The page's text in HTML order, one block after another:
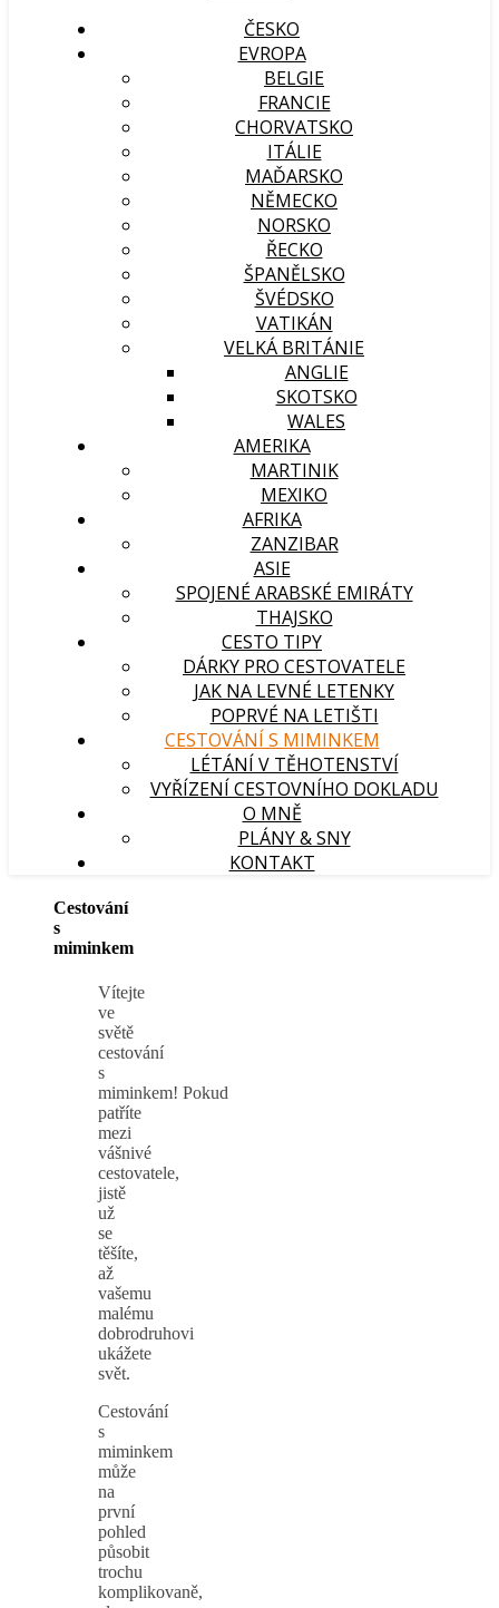
ČESKO
EVROPA
BELGIE
FRANCIE
CHORVATSKO
ITÁLIE
MAĎARSKO
NĚMECKO
NORSKO
ŘECKO
ŠPANĚLSKO
ŠVÉDSKO
VATIKÁN
VELKÁ BRITÁNIE
ANGLIE
SKOTSKO
WALES
AMERIKA
MARTINIK
MEXIKO
AFRIKA
ZANZIBAR
ASIE
SPOJENÉ ARABSKÉ EMIRÁTY
THAJSKO
CESTO TIPY
DÁRKY PRO CESTOVATELE
JAK NA LEVNÉ LETENKY
POPRVÉ NA LETIŠTI
CESTOVÁNÍ S MIMINKEM
LÉTÁNÍ V TĚHOTENSTVÍ
VYŘÍZENÍ CESTOVNÍHO DOKLADU
O MNĚ
PLÁNY & SNY
KONTAKT
Cestování
s
miminkem
Vítejte
ve
světě
cestování
s
miminkem! Pokud
patříte
mezi
vášnivé
cestovatele,
jistě
už
se
těšíte,
až
vašemu
malému
dobrodruhovi
ukážete
svět.
Cestování
s
miminkem
může
na
první
pohled
působit
trochu
komplikovaně,